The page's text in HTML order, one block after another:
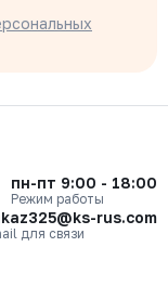
пн-пт 9:00 - 18:00
Режим работы
rus.com
для связи